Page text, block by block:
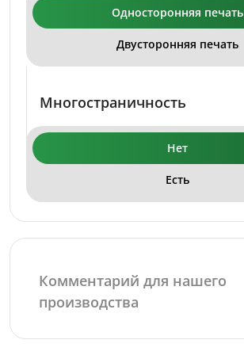
Односторонняя печать
Двусторонняя печать
Многостраничность
Нет
Есть